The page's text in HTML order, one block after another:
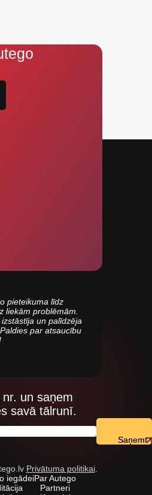
pieteikuma līdz
liekām problēmām.
un palīdzēja
par atsaucību
un saņem
savā tālrunī.
Privātuma politikai.
iegādeiPar Autego
Partneri